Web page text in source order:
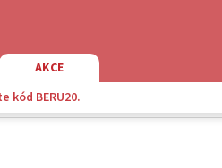
kód BERU20.
AKCE